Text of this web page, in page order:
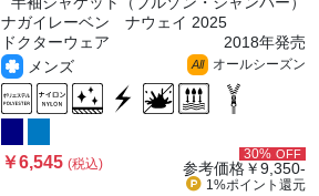
ナガイレーベン ナウェイ 2025
ドクターウェア
2018年発売
メンズ
All オールシーズン
￥6,545(税込)
30% OFF
参考価格￥9,350-
1%ポイント 還元